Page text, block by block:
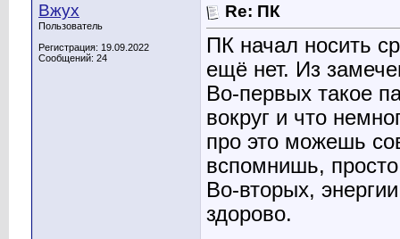
Вжух
Пользователь
Регистрация: 19.09.2022
Сообщений: 24
Re: ПК
ПК начал носить
ещё нет. Из
Во-первых такое
вокруг и что
про это можешь
вспомнишь,
Во-вторых,
здорово.